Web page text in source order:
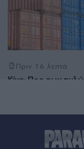
Πριν 16 λεπτά
Κίνα: Προ των
Πριν 27 λεπτά
Ότο Ρεχάγκελ: Οι